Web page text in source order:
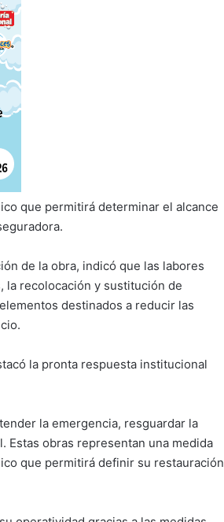
que permitirá determinar el alcance
de la obra, indicó que las labores
la recolocación y sustitución de
destinados a reducir las
la pronta respuesta institucional
la emergencia, resguardar la
obras representan una medida
que permitirá definir su restauración